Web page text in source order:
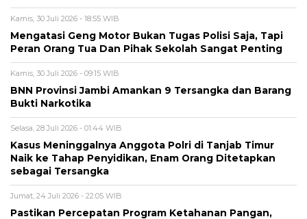
Kamis, 30 Juli 2026 - 18:55 WIB
Mengatasi Geng Motor Bukan Tugas Polisi Saja, Tapi
Peran Orang Tua Dan Pihak Sekolah Sangat Penting
Kamis, 30 Juli 2026 - 09:15 WIB
BNN Provinsi Jambi Amankan 9 Tersangka dan Barang
Bukti Narkotika
Selasa, 28 Juli 2026 - 01:44 WIB
Kasus Meninggalnya Anggota Polri di Tanjab Timur
Naik ke Tahap Penyidikan, Enam Orang Ditetapkan
sebagai Tersangka
Jumat, 24 Juli 2026 - 22:05 WIB
Pastikan Percepatan Program Ketahanan Pangan,